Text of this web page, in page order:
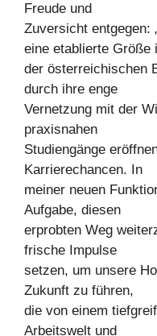
Freude und
Zuversicht entgegen:
eine etablierte Größe
der österreichischen
durch ihre enge
Vernetzung mit der
praxisnahen
Studiengänge
Karrierechancen. In
meiner neuen
Aufgabe, diesen
erprobten Weg
frische Impulse
setzen, um unsere
Zukunft zu führen,
die von einem
Arbeitswelt und